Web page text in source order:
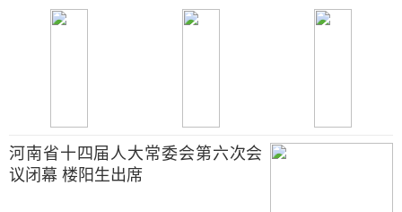
河南省十四届人大常委会第六次会
议闭幕 楼阳生出席